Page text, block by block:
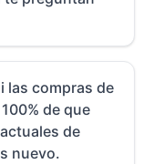
las compras de
de que
de
nuevo.